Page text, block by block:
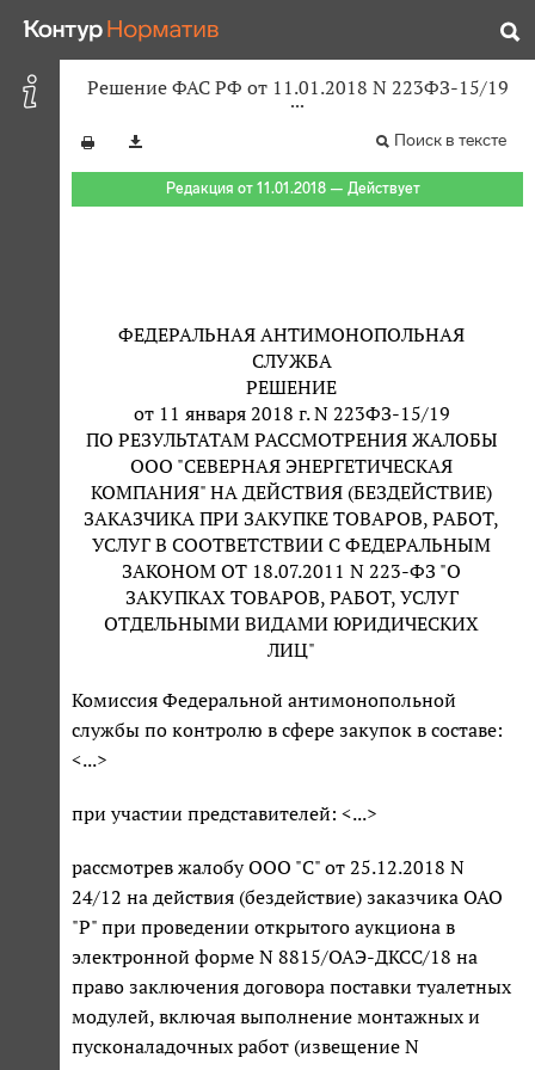
Решение ФАС РФ от 11.01.2018 N 223ФЗ-15/19
Поиск в тексте
Редакция от 11.01.2018 — Действует
ФЕДЕРАЛЬНАЯ АНТИМОНОПОЛЬНАЯ
СЛУЖБА
РЕШЕНИЕ
от 11 января 2018 г. N 223ФЗ-15/19
ПО РЕЗУЛЬТАТАМ РАССМОТРЕНИЯ ЖАЛОБЫ
ООО "СЕВЕРНАЯ ЭНЕРГЕТИЧЕСКАЯ
КОМПАНИЯ" НА ДЕЙСТВИЯ (БЕЗДЕЙСТВИЕ)
ЗАКАЗЧИКА ПРИ ЗАКУПКЕ ТОВАРОВ, РАБОТ,
УСЛУГ В СООТВЕТСТВИИ С ФЕДЕРАЛЬНЫМ
ЗАКОНОМ ОТ 18.07.2011 N 223-ФЗ "О
ЗАКУПКАХ ТОВАРОВ, РАБОТ, УСЛУГ
ОТДЕЛЬНЫМИ ВИДАМИ ЮРИДИЧЕСКИХ
ЛИЦ"
Комиссия Федеральной антимонопольной
службы по контролю в сфере закупок в составе:
<...>
при участии представителей: <...>
рассмотрев жалобу ООО "С" от 25.12.2018 N
24/12 на действия (бездействие) заказчика ОАО
"Р" при проведении открытого аукциона в
электронной форме N 8815/ОАЭ-ДКСС/18 на
право заключения договора поставки туалетных
модулей, включая выполнение монтажных и
пусконаладочных работ (извещение N